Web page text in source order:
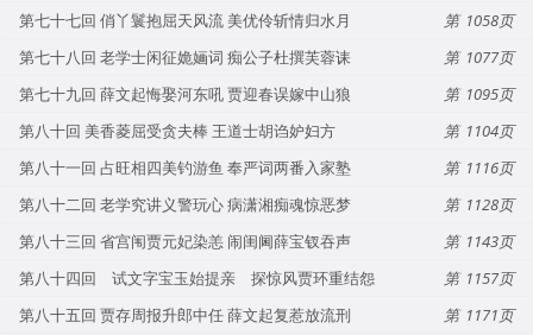
第七十七回 俏丫鬟抱屈天风流 美优伶斩情归水月
1058
第七十八回 老学士闲征姽婳词 痴公子杜撰芙蓉诔
1077
第七十九回 薛文起悔娶河东吼 贾迎春误嫁中山狼
1095
第八十回 美香菱屈受贪夫棒 王道士胡诌妒妇方
1104
第八十一回 占旺相四美钓游鱼 奉严词两番入家塾
1116
第八十二回 老学究讲义警玩心 病潇湘痴魂惊恶梦
1128
第八十三回 省宫闱贾元妃染恙 闹闺阃薛宝钗吞声
1143
第八十四回 试文字宝玉始提亲 探惊风贾环重结怨
1157
第八十五回 贾存周报升郎中任 薛文起复惹放流刑
1171